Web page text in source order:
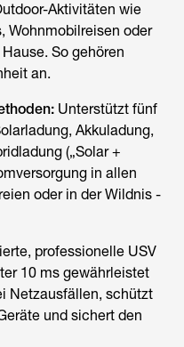
Aktivitäten wie
Wohnmobilreisen oder
So gehören
an.
Unterstützt fünf
Akkuladung,
(„Solar +
in allen
oder in der Wildnis -
professionelle USV
10 ms gewährleistet
Netzausfällen, schützt
und sichert den